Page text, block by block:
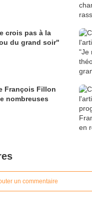
crois pas à la
du grand soir"
François Fillon
nombreuses
un commentaire